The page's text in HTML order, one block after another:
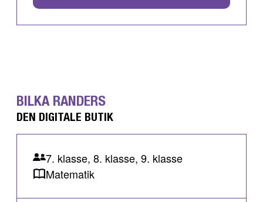
BILKA RANDERS
DEN DIGITALE BUTIK
7. klasse, 8. klasse, 9. klasse
Matematik